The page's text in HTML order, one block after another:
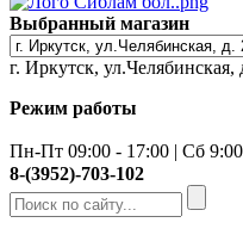
Выбранный магазин
г. Иркутск,
Режим работы
Пн-Пт 09:00 - 17:00 | Сб
8-(3952)-703-102